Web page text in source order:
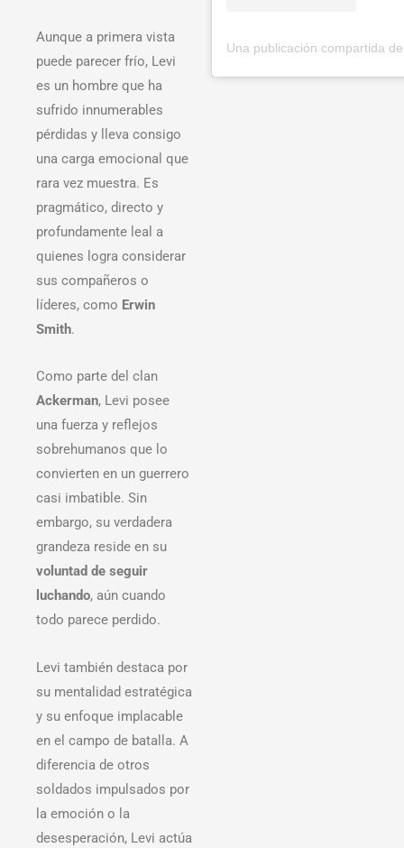
Aunque a primera vista
puede parecer frío, Levi
es un hombre que ha
sufrido innumerables
pérdidas y lleva consigo
una carga emocional que
rara vez muestra. Es
pragmático, directo y
profundamente leal a
quienes logra considerar
sus compañeros o
líderes, como Erwin
Smith.
Como parte del clan
Ackerman, Levi posee
una fuerza y reflejos
sobrehumanos que lo
convierten en un guerrero
casi imbatible. Sin
embargo, su verdadera
grandeza reside en su
voluntad de seguir
luchando, aún cuando
todo parece perdido.
Levi también destaca por
su mentalidad estratégica
y su enfoque implacable
en el campo de batalla. A
diferencia de otros
soldados impulsados por
la emoción o la
desesperación, Levi actúa